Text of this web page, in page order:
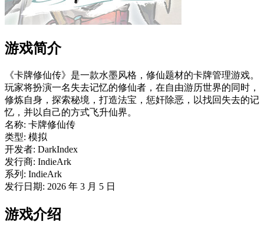
游戏简介
《卡牌修仙传》是一款水墨风格，修仙题材的卡牌管理游戏。
玩家将扮演一名失去记忆的修仙者，在自由游历世界的同时，
修炼自身，探索秘境，打造法宝，惩奸除恶，以找回失去的记
忆，并以自己的方式飞升仙界。
名称: 卡牌修仙传
类型: 模拟
开发者: DarkIndex
发行商: IndieArk
系列: IndieArk
发行日期: 2026 年 3 月 5 日
游戏介绍